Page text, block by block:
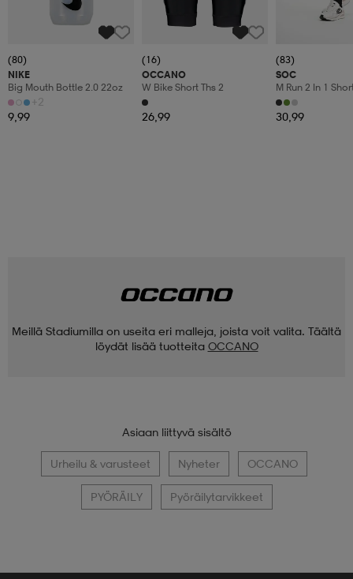
(80)
NIKE
Big Mouth Bottle 2.0 22oz
+2
9,99
(16)
OCCANO
W Bike Short Ths 2
26,99
(83)
SOC
M Run 2 In 1
30,99
Meillä Stadiumilla on useita eri malleja, joista voit valita. Täältä
löydät lisää tuotteita OCCANO
Asiaan liittyvä sisältö
Urheilu & varusteet Nyheter OCCANO
PYÖRÄILY Pyöräilytarvikkeet